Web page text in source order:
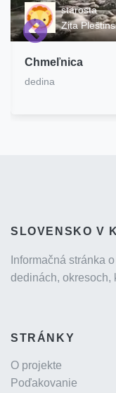
starosta
Zita
Chmeľnica
dedina
SLOVENSKO V
Informačná stránka
dedinách, okresoch,
STRÁNKY
O projekte
Poďakovanie